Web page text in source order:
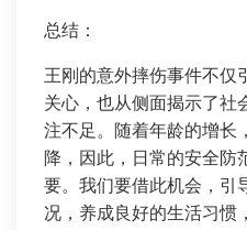
总结：
王刚的意外摔伤事件不仅
关心，也从侧面揭示了社
注不足。随着年龄的增长
降，因此，日常的安全防
要。我们要借此机会，引
况，养成良好的生活习惯